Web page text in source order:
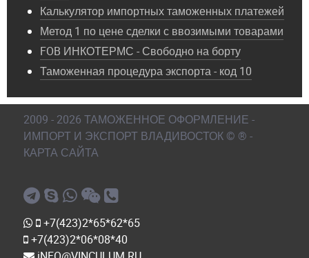
Калькулятор импортных таможенных платежей
Метод 1 по цене сделки с ввозимыми товарами
FOB ИНКОТЕРМС - Свободно на борту
Таможенная процедура экспорта - код 10
2009 - 2026 ТАМОЖЕННОЕ ОФОРМЛЕНИЕ -
ИМПОРТ И ЭКСПОРТ ВЛАДИВОСТОК © ® -
КАРТА САЙТА
+7(423)2*65*62*65
+7(423)2*06*08*40